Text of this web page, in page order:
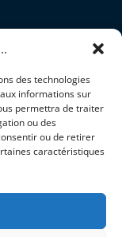
des technologies
informations sur
permettra de traiter
ou des
ou de retirer
caractéristiques